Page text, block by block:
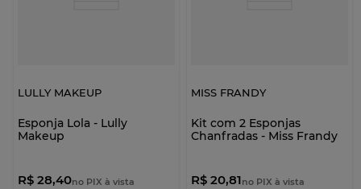
LULLY MAKEUP
Esponja Lola - Lully
Makeup
R$ 28,40no PIX à vista
MISS FRANDY
Kit com 2 Esponjas
Chanfradas - Miss Frandy
R$ 20,81no PIX à vista